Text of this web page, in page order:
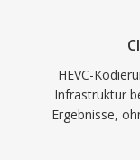
HEVC-
Infrastruktur
Ergebnisse,